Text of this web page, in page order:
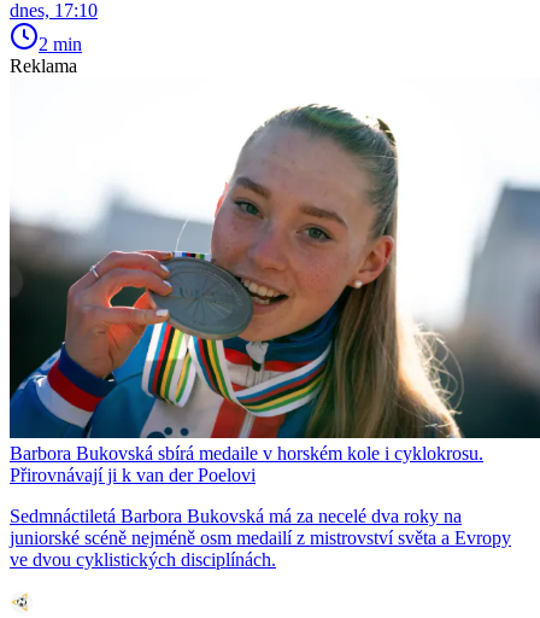
dnes, 17:10
2 min
Reklama
Barbora Bukovská sbírá medaile v horském kole i cyklokrosu.
Přirovnávají ji k van der Poelovi
Sedmnáctiletá Barbora Bukovská má za necelé dva roky na
juniorské scéně nejméně osm medailí z mistrovství světa a Evropy
ve dvou cyklistických disciplínách.